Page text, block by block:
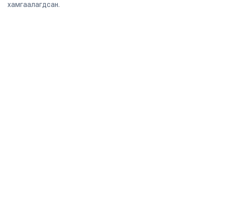
хамгаалагдсан.